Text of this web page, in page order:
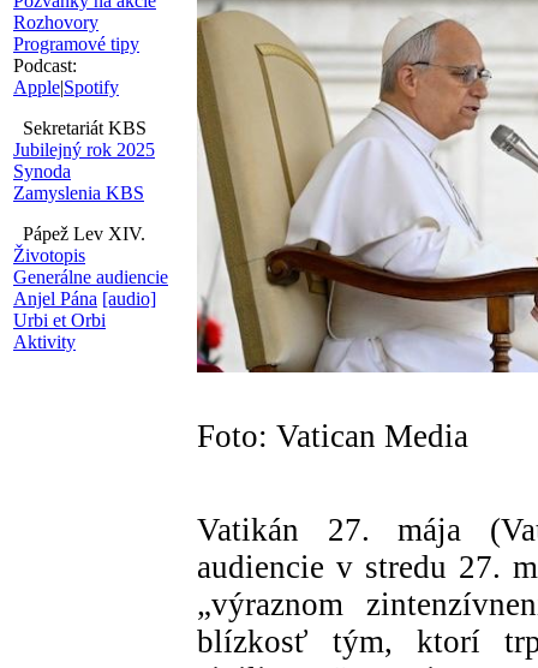
Rozhovory
Programové tipy
Podcast:
Apple|Spotify
Sekretariát KBS
Jubilejný rok 2025
Synoda
Zamyslenia KBS
Pápež Lev XIV.
Životopis
Generálne audiencie
Anjel Pána [audio]
Urbi et Orbi
Aktivity
Foto: Vatican Media
Vatikán 27. mája
audiencie v stredu 27.
„výraznom
blízkosť tým, ktorí